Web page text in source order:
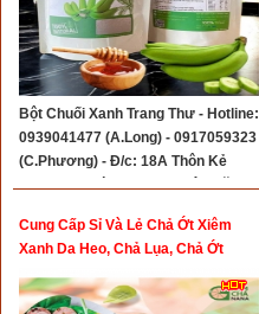
Bột Chuối Xanh Trang Thư - Hotline:
0939041477 (A.Long) - 0917059323
(C.Phương) - Đ/c: 18A Thôn Kẻ
Đọng - Xã Đức Minh - Huyện ĐăkMil
Cung Cấp Sỉ Và Lẻ Chả Ớt Xiêm
Xanh Da Heo, Chả Lụa, Chả Ớt